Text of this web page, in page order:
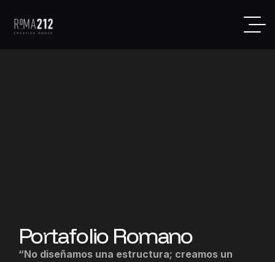
Portafolio Romano
“No diseñamos una estructura; creamos un